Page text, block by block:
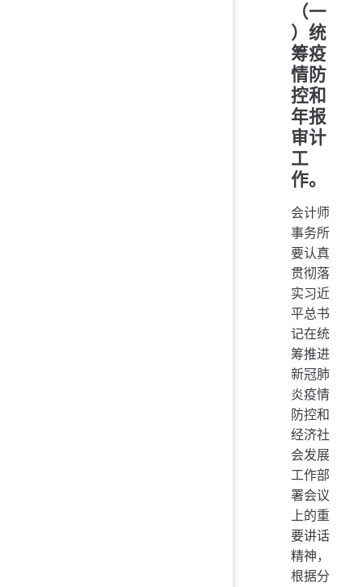
（一
）统
筹疫
情防
控和
年报
审计
工
作。
会计师
事务所
要认真
贯彻落
实习近
平总书
记在统
筹推进
新冠肺
炎疫情
防控和
经济社
会发展
工作部
署会议
上的重
要讲话
精神，
根据分